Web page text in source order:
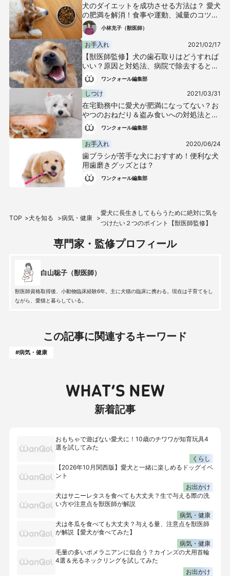
犬のダイエットを成功させる方法は？ 愛犬
の肥満を解消！食事や運動、減量のコツを
解説【獣医師監修】
小林充子（獣医師）
お手入れ 2021/02/17
【獣医師監修】犬の歯石取りはどうすれば
いい？原因と対処法、病院で除去するとき
の手順などについて解説
ワンクォール編集部
しつけ 2021/03/31
在宅勤務中に愛犬が肥満になってない？お
やつのおねだり＆盗み食いへの対処法と必
要なしつけを教えます！
ワンクォール編集部
お手入れ 2020/06/24
歯ブラシが苦手な犬におすすめ！便利な犬
用歯磨きグッズとは？
ワンクォール編集部
TOP 犬を知る 病気・健康
愛犬に長生きしてもらうために絶対に気を
つけたい２つのポイント【獣医師監修】
専門家・監修プロフィール
白山聡子（獣医師）
獣医師資格取得後、小動物臨床経験6年。主に犬猫の臨床に携わる。現在は子育てをし
ながら、愛猫と暮らしている。
この記事に関連するキーワード
#病気・健康
WHAT’S NEW
新着記事
おもちゃで遊ばない愛犬に！10歳のチワワが知育玩具4
選を試してみた
くらし
【2026年10月関西版】愛犬と一緒に楽しめるドッグイベ
ント
お出かけ
犬はサニーレタスを食べても大丈夫？生で与える際の洗
い方や注意点を獣医師が解説
病気・健康
犬は冬瓜を食べても大丈夫？与える量、注意点を獣医師
が解説【愛犬が食べてみた】
病気・健康
毛量の多いポメラニアンに似合う？カインズの犬用首輪
4選＆光るネックリングを試してみた
お出かけ